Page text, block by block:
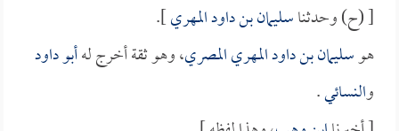
[ (ح) وحدثناسليمان بن داود المهري].
هوسليمان بن داود المهري المصري، وهو ثقة أخرج لهأبو داود
والنسائي.